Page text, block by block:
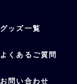
グッズ一覧
よくあるご質問
お問い合わせ